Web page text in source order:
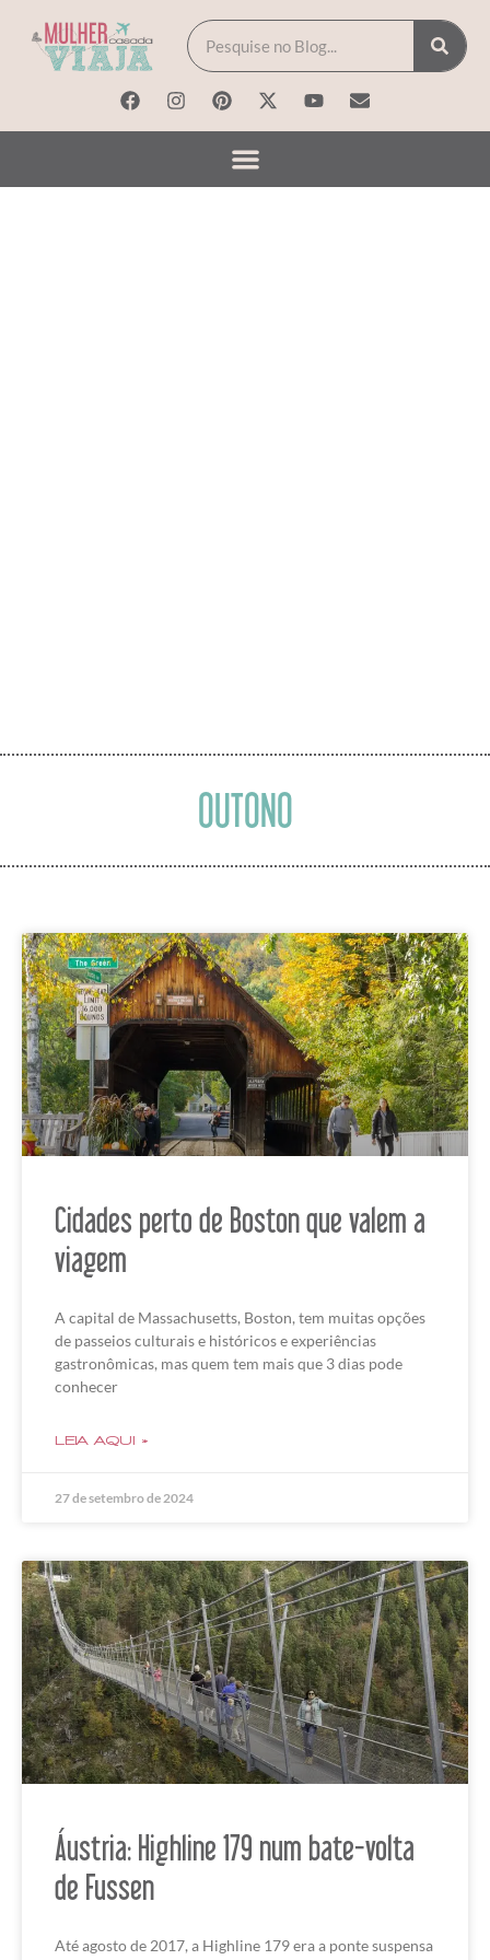
OUTONO
Cidades perto de Boston que valem a
viagem
A capital de Massachusetts, Boston, tem muitas opções
de passeios culturais e históricos e experiências
gastronômicas, mas quem tem mais que 3 dias pode
conhecer
LEIA AQUI »
27 de setembro de 2024
Áustria: Highline 179 num bate-volta
de Fussen
Até agosto de 2017, a Highline 179 era a ponte suspensa